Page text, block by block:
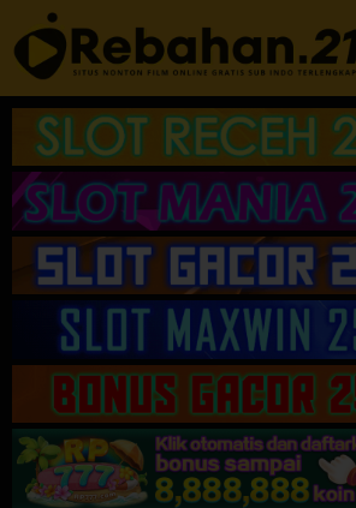
Loncat
ke
konten